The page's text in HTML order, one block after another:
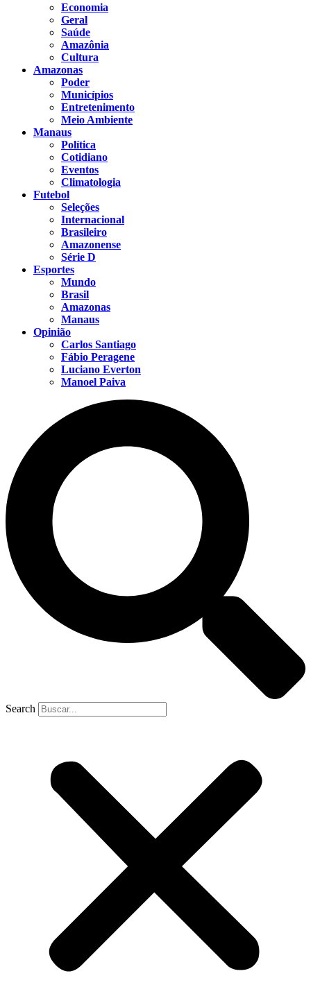
Economia
Geral
Saúde
Amazônia
Cultura
Amazonas
Poder
Municípios
Entretenimento
Meio Ambiente
Manaus
Política
Cotidiano
Eventos
Climatologia
Futebol
Seleções
Internacional
Brasileiro
Amazonense
Série D
Esportes
Mundo
Brasil
Amazonas
Manaus
Opinião
Carlos Santiago
Fábio Peragene
Luciano Everton
Manoel Paiva
Search